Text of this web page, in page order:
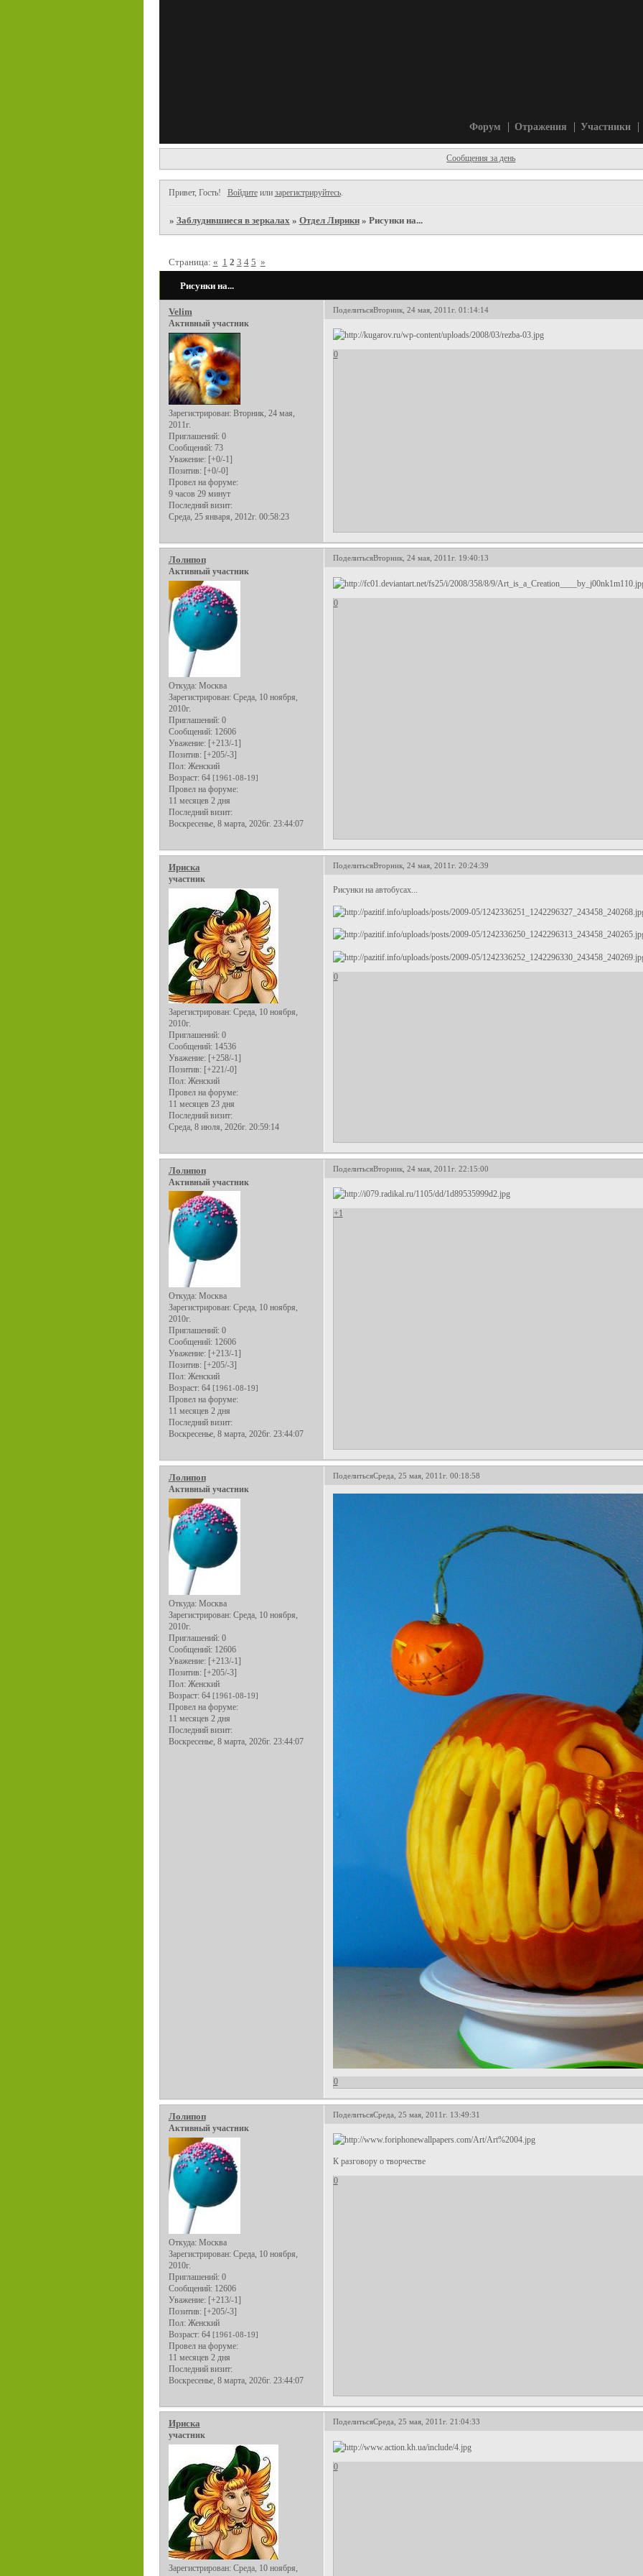
Форум Отражения Участники
Сообщения за день
Привет, Гость! Войдитеили зарегистрируйтесь.
» Заблудившиеся в зеркалах » Отдел Лирики » Рисунки на...
Рисунки на...
Страница: « 1 2 3 4 5 »
ПоделитьсяВторник, 24 мая, 2011г. 01:14:14
Velim
Активный участник
Зарегистрирован: Вторник, 24 мая,
2011г.
Приглашений: 0
Сообщений: 73
Уважение: [+0/-1]
Позитив: [+0/-0]
Провел на форуме:
9 часов 29 минут
Последний визит:
Среда, 25 января, 2012г. 00:58:23
0
ПоделитьсяВторник, 24 мая, 2011г. 19:40:13
Лолипоп
Активный участник
Откуда:Москва
Зарегистрирован: Среда, 10 ноября,
2010г.
Приглашений:0
Сообщений:12606
Уважение: [+213/-1]
Позитив: [+205/-3]
Пол:Женский
Возраст:64 [1961-08-19]
Провел на форуме:
11 месяцев 2 дня
Последний визит:
Воскресенье, 8 марта, 2026г. 23:44:07
0
ПоделитьсяВторник, 24 мая, 2011г. 20:24:39
Ириска
участник
Зарегистрирован: Среда, 10 ноября,
2010г.
Приглашений: 0
Сообщений: 14536
Уважение: [+258/-1]
Позитив: [+221/-0]
Пол: Женский
Провел на форуме:
11 месяцев 23 дня
Последний визит:
Среда, 8 июля, 2026г. 20:59:14
Рисунки на автобусах...
0
ПоделитьсяВторник, 24 мая, 2011г. 22:15:00
Лолипоп
Активный участник
Откуда:Москва
Зарегистрирован: Среда, 10 ноября,
2010г.
Приглашений:0
Сообщений:12606
Уважение: [+213/-1]
Позитив: [+205/-3]
Пол:Женский
Возраст:64 [1961-08-19]
Провел на форуме:
11 месяцев 2 дня
Последний визит:
Воскресенье, 8 марта, 2026г. 23:44:07
+1
ПоделитьсяСреда, 25 мая, 2011г. 00:18:58
Лолипоп
Активный участник
Откуда:Москва
Зарегистрирован: Среда, 10 ноября,
2010г.
Приглашений:0
Сообщений:12606
Уважение: [+213/-1]
Позитив: [+205/-3]
Пол:Женский
Возраст:64 [1961-08-19]
Провел на форуме:
11 месяцев 2 дня
Последний визит:
Воскресенье, 8 марта, 2026г. 23:44:07
0
ПоделитьсяСреда, 25 мая, 2011г. 13:49:31
Лолипоп
Активный участник
Откуда: Москва
Зарегистрирован: Среда, 10 ноября,
2010г.
Приглашений: 0
Сообщений: 12606
Уважение: [+213/-1]
Позитив: [+205/-3]
Пол: Женский
Возраст: 64 [1961-08-19]
Провел на форуме:
11 месяцев 2 дня
Последний визит:
Воскресенье, 8 марта, 2026г. 23:44:07
К разговору о творчестве
0
ПоделитьсяСреда, 25 мая, 2011г. 21:04:33
Ириска
участник
Зарегистрирован: Среда, 10 ноября,
0